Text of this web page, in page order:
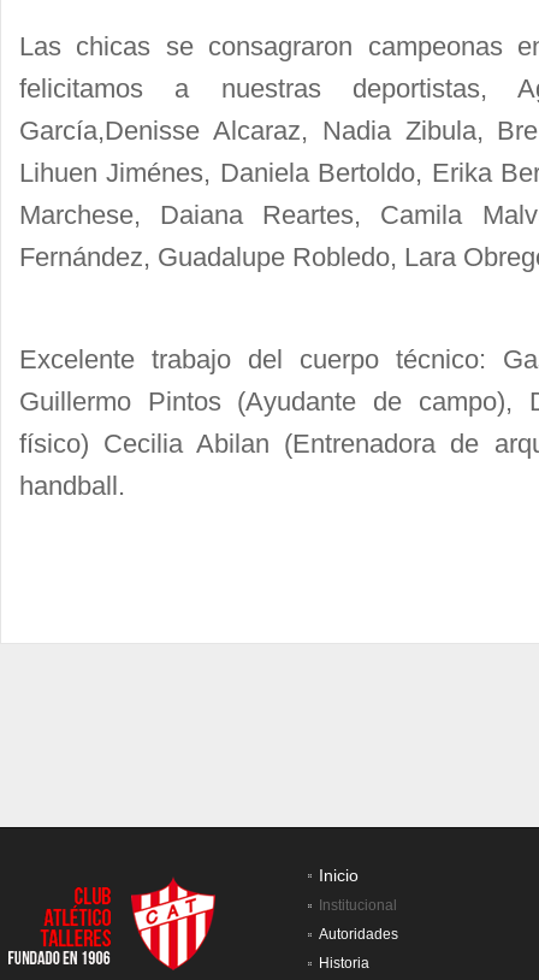
Las chicas se consagraron campeonas
felicitamos a nuestras deportistas,
García,Denisse Alcaraz, Nadia Zibula,
Lihuen Jiménes, Daniela Bertoldo, Erika
Marchese, Daiana Reartes, Camila
Fernández, Guadalupe Robledo, Lara
Excelente trabajo del cuerpo técnico:
Guillermo Pintos (Ayudante de campo),
físico) Cecilia Abilan (Entrenadora de
handball.
Inicio
Institucional
Autoridades
Historia